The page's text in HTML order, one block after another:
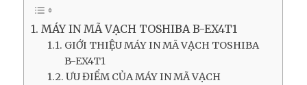
MÁY IN MÃ VẠCH TOSHIBA B-EX4T1
GIỚI THIỆU MÁY IN MÃ VẠCH TOSHIBA
B-EX4T1
ƯU ĐIỂM CỦA MÁY IN MÃ VẠCH